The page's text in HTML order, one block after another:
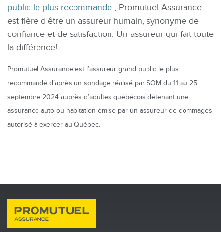
public le plus recommandé , Promutuel Assurance
est fière d’être un assureur humain, synonyme de
confiance et de satisfaction. Un assureur qui fait toute
la différence!
Promutuel Assurance est l’assureur grand public le plus
recommandé d’après un sondage réalisé par SOM du 11 au 25
septembre 2024 auprès d’adultes québécois détenant une
assurance auto ou habitation émise par un assureur de dommages
autorisé à exercer au Québec.